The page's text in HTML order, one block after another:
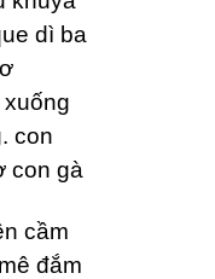
dì ba
con
con gà
cầm
đắm